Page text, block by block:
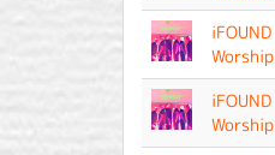
iFOUND
Worship
iFOUND
Worship